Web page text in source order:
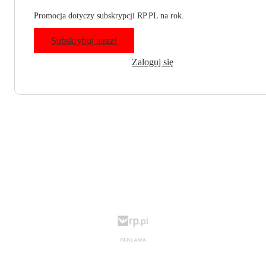
Promocja dotyczy subskrypcji RP.PL na rok.
Subskrybuj teraz!
Zaloguj się